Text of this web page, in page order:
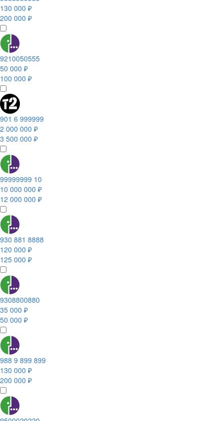
130 000 ₽
200 000 ₽
9210050555
50 000 ₽
100 000 ₽
901 6 999999
2 000 000 ₽
3 500 000 ₽
99999999 10
10 000 000 ₽
12 000 000 ₽
930 881 8888
120 000 ₽
125 000 ₽
9308800880
35 000 ₽
50 000 ₽
988 9 899 899
130 000 ₽
200 000 ₽